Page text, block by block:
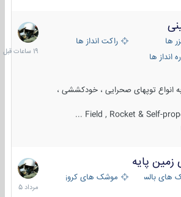
راکت انداز ها
ها
انواع توپهای صحرایی ، خودکششی ،
Field , Rocket & Self-
19
ساعات
قبل
پایه
بالستیک موشک های کروز
2
مرداد
1405